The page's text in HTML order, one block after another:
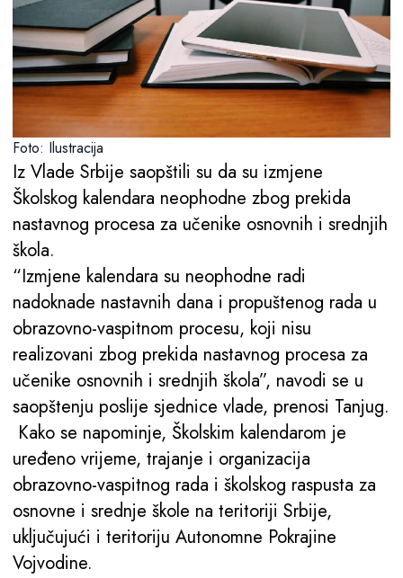
Foto: Ilustracija
Iz Vlade Srbije saopštili su da su izmjene
Školskog kalendara neophodne zbog prekida
nastavnog procesa za učenike osnovnih i srednjih
škola.
“Izmjene kalendara su neophodne radi
nadoknade nastavnih dana i propuštenog rada u
obrazovno-vaspitnom procesu, koji nisu
realizovani zbog prekida nastavnog procesa za
učenike osnovnih i srednjih škola”, navodi se u
saopštenju poslije sjednice vlade, prenosi Tanjug.
Kako se napominje, Školskim kalendarom je
uređeno vrijeme, trajanje i organizacija
obrazovno-vaspitnog rada i školskog raspusta za
osnovne i srednje škole na teritoriji Srbije,
uključujući i teritoriju Autonomne Pokrajine
Vojvodine.